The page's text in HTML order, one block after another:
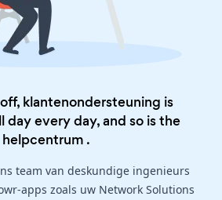
klantenondersteuning is
day every day, and so is the
helpcentrum .
team van deskundige ingenieurs
apps zoals uw Network Solutions